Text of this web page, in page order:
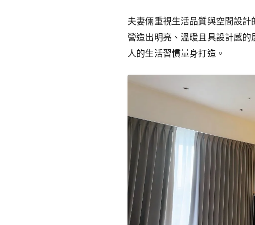
夫妻倆重視生活品質與空間設
營造出明亮、溫暖且具設計感
人的生活習慣量身打造。